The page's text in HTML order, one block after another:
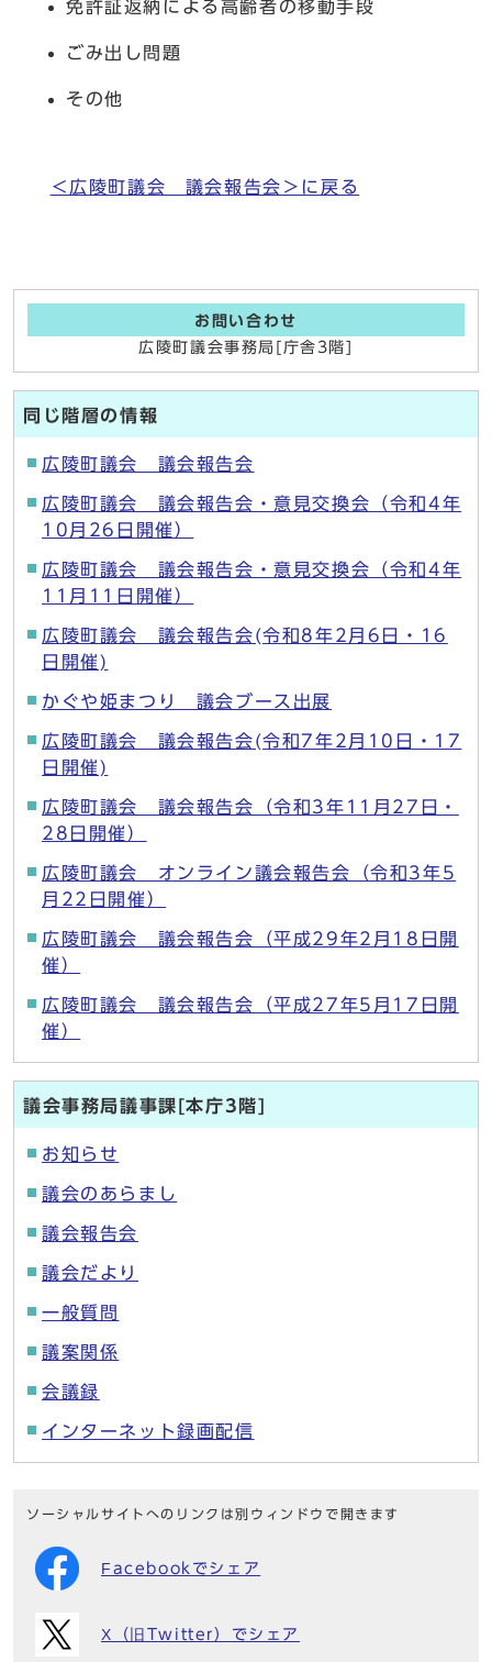
免許証返納による高齢者の移動手段
ごみ出し問題
その他
＜広陵町議会 議会報告会＞に戻る
お問い合わせ
広陵町議会事務局[庁舎3階]
同じ階層の情報
広陵町議会 議会報告会
広陵町議会 議会報告会・意見交換会（令和4年
10月26日開催）
広陵町議会 議会報告会・意見交換会（令和4年
11月11日開催）
広陵町議会 議会報告会(令和8年2月6日・16
日開催)
かぐや姫まつり 議会ブース出展
広陵町議会 議会報告会(令和7年2月10日・17
日開催)
広陵町議会 議会報告会（令和3年11月27日・
28日開催）
広陵町議会 オンライン議会報告会（令和3年5
月22日開催）
広陵町議会 議会報告会（平成29年2月18日開
催）
広陵町議会 議会報告会（平成27年5月17日開
催）
議会事務局議事課[本庁3階]
お知らせ
議会のあらまし
議会報告会
議会だより
一般質問
議案関係
会議録
インターネット録画配信
ソーシャルサイトへのリンクは別ウィンドウで開きます
Facebookでシェア
X（旧Twitter）でシェア